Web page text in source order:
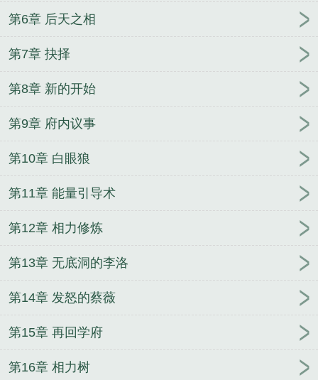
万相之王漫
画免费下拉式六漫画奇妙
第6章 后天之相
第7章 抉择
第8章 新的开始
第9章 府内议事
第10章 白眼狼
第11章 能量引导术
第12章 相力修炼
第13章 无底洞的李洛
第14章 发怒的蔡薇
第15章 再回学府
第16章 相力树